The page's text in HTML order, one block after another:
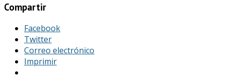
Compartir
Facebook
Twitter
Correo electrónico
Imprimir